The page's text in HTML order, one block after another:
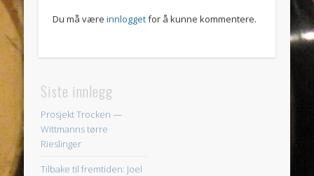
Du må væreinnloggetfor å kunne kommentere.
Siste innlegg
Prosjekt Trocken —
Wittmanns tørre
Rieslinger
Tilbake til fremtiden: Joel